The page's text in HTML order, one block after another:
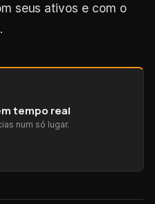
seus ativos e com o
tempo real
num só lugar.